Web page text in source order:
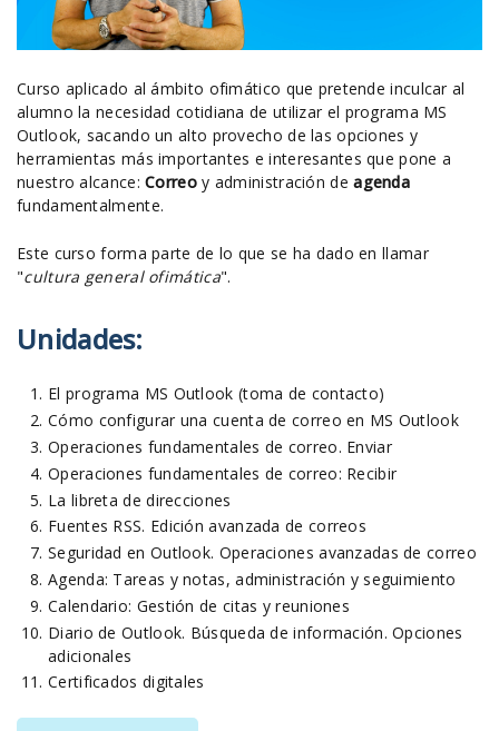
Curso aplicado al ámbito ofimático que pretende inculcar al
alumno la necesidad cotidiana de utilizar el programa MS
Outlook, sacando un alto provecho de las opciones y
herramientas más importantes e interesantes que pone a
nuestro alcance:Correoy administración deagenda
fundamentalmente.
Este curso forma parte de lo que se ha dado en llamar
"cultura general ofimática".
Unidades:
El programa MS Outlook (toma de contacto)
Cómo configurar una cuenta de correo en MS Outlook
Operaciones fundamentales de correo. Enviar
Operaciones fundamentales de correo: Recibir
La libreta de direcciones
Fuentes RSS. Edición avanzada de correos
Seguridad en Outlook. Operaciones avanzadas de correo
Agenda: Tareas y notas, administración y seguimiento
Calendario: Gestión de citas y reuniones
Diario de Outlook. Búsqueda de información. Opciones
adicionales
Certificados digitales